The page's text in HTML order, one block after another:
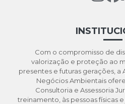
Brasil e Alemanha investem
Brasil e Coreia investem em
Brasil fecha acordo para
estufa até 2100
Com o compromisso de
valorização e proteção ao
presentes e futuras gerações, a
Negócios Ambientais
Consultoria e Assessoria
treinamento, às pessoas físicas